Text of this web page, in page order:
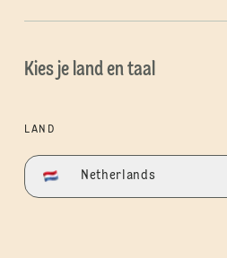
Kies je land en taal
LAND
Netherlands